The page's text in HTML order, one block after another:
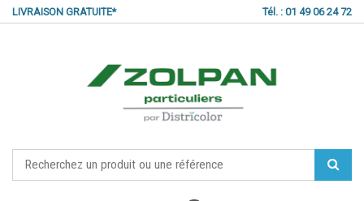
LIVRAISON GRATUITE* Tél. : 01 49 06 24 72